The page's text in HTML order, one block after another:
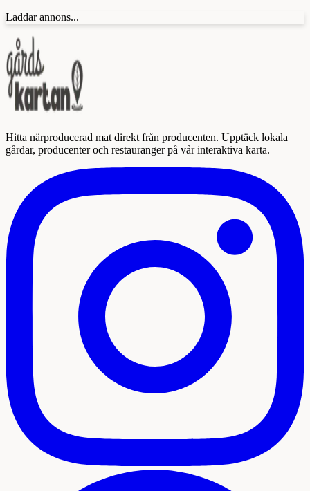
Laddar annons...
Hitta närproducerad mat direkt från producenten. Upptäck lokala
gårdar, producenter och restauranger på vår interaktiva karta.